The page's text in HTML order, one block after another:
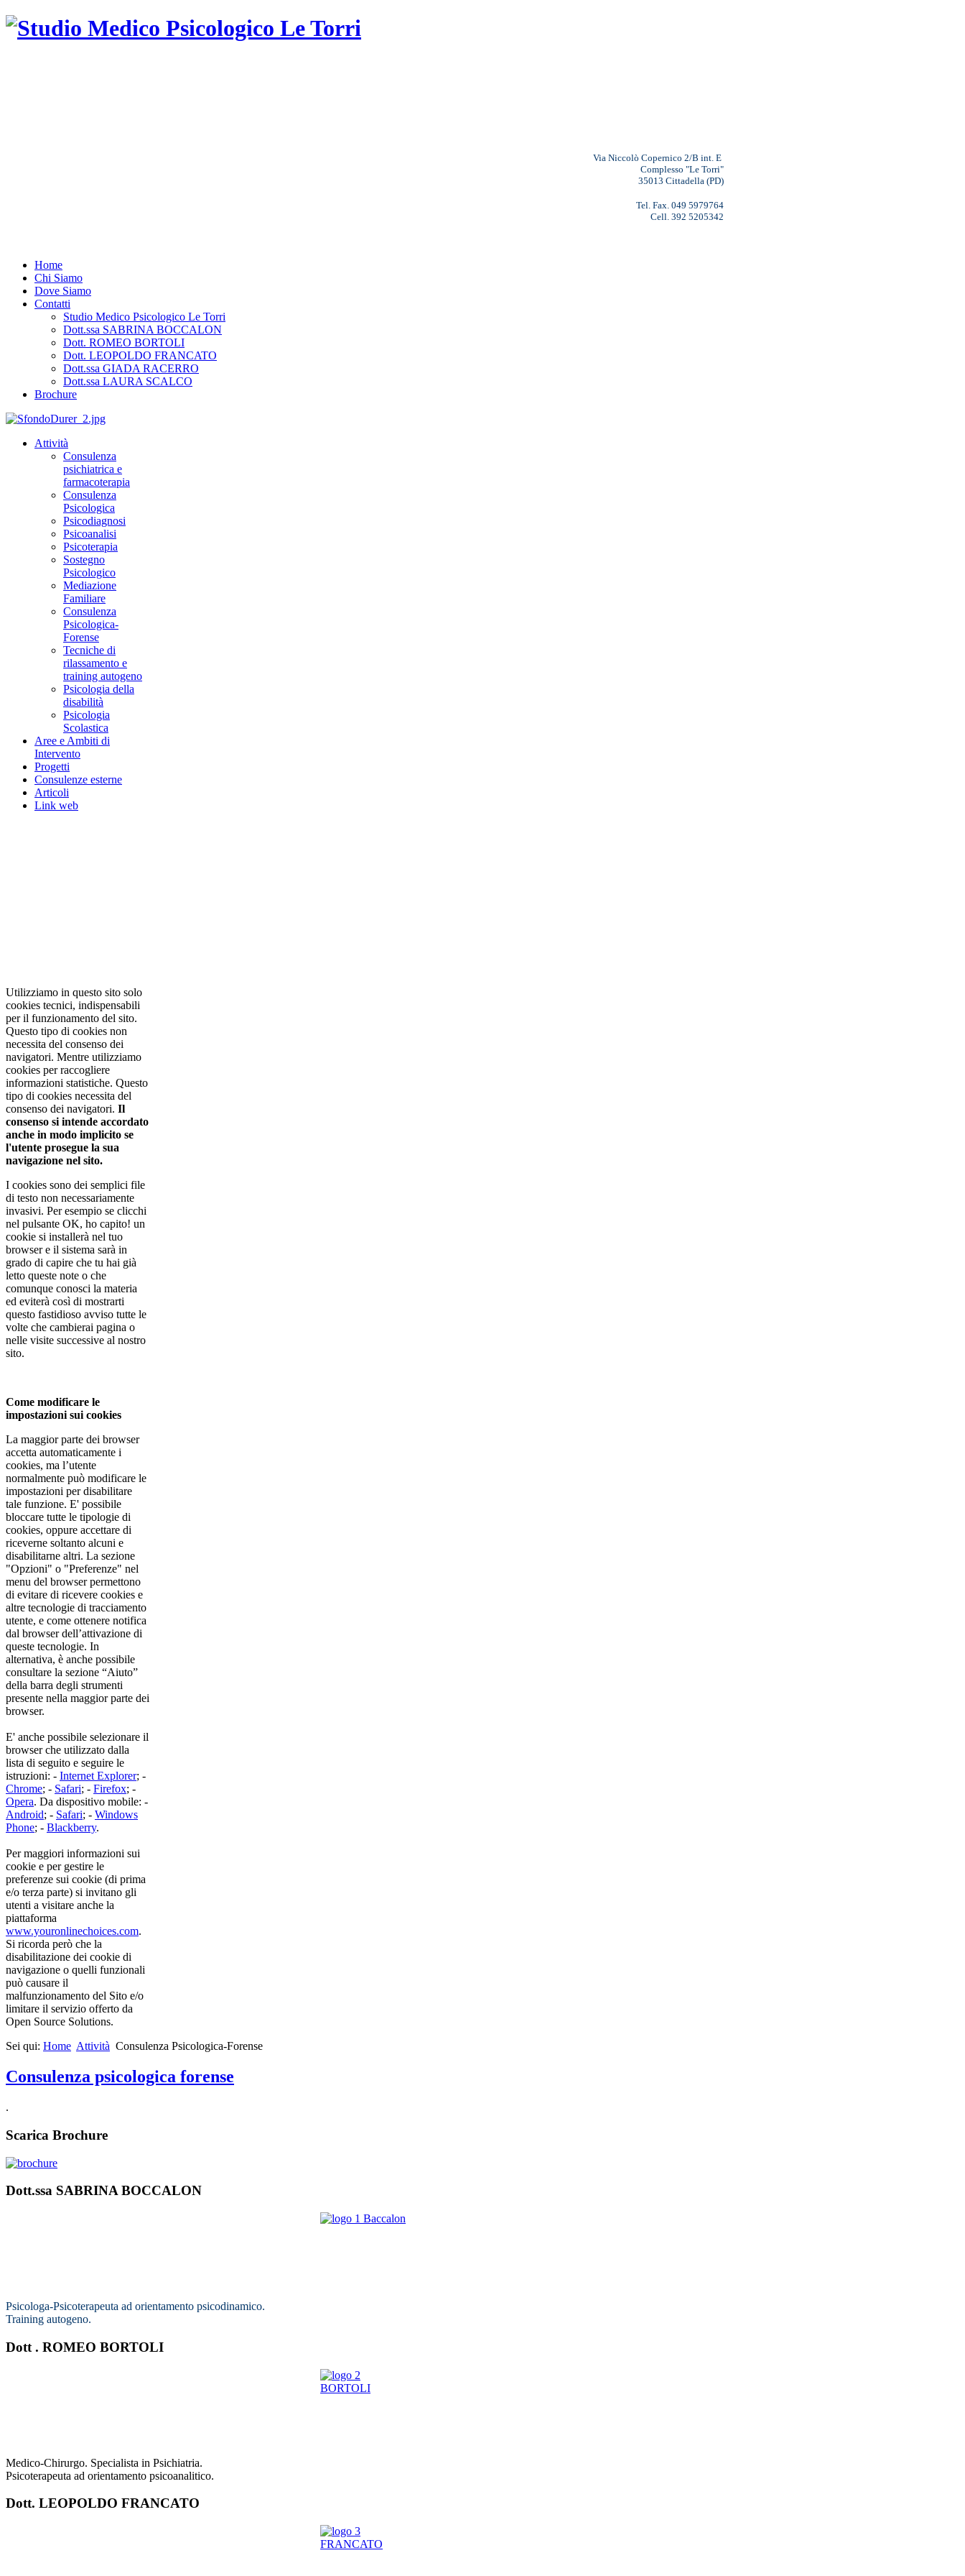
Via Niccolò Copernico 2/B int. E
Complesso "Le Torri"
35013 Cittadella (PD)
Tel. Fax. 049 5979764
Cell. 392 5205342
Home
Chi Siamo
Dove Siamo
Contatti
Studio Medico Psicologico Le Torri
Dott.ssa SABRINA BOCCALON
Dott. ROMEO BORTOLI
Dott. LEOPOLDO FRANCATO
Dott.ssa GIADA RACERRO
Dott.ssa LAURA SCALCO
Brochure
Attività
Consulenza
psichiatrica e
farmacoterapia
Consulenza
Psicologica
Psicodiagnosi
Psicoanalisi
Psicoterapia
Sostegno
Psicologico
Mediazione
Familiare
Consulenza
Psicologica-
Forense
Tecniche di
rilassamento e
training autogeno
Psicologia della
disabilità
Psicologia
Scolastica
Aree e Ambiti di
Intervento
Progetti
Consulenze esterne
Articoli
Link web
Utilizziamo in questo sito solo
cookies tecnici, indispensabili
per il funzionamento del sito.
Questo tipo di cookies non
necessita del consenso dei
navigatori. Mentre utilizziamo
cookies per raccogliere
informazioni statistiche. Questo
tipo di cookies necessita del
consenso dei navigatori. Il
consenso si intende accordato
anche in modo implicito se
l'utente prosegue la sua
navigazione nel sito.
I cookies sono dei semplici file
di testo non necessariamente
invasivi. Per esempio se clicchi
nel pulsante OK, ho capito! un
cookie si installerà nel tuo
browser e il sistema sarà in
grado di capire che tu hai già
letto queste note o che
comunque conosci la materia
ed eviterà così di mostrarti
questo fastidioso avviso tutte le
volte che cambierai pagina o
nelle visite successive al nostro
sito.
Come modificare le
impostazioni sui cookies
La maggior parte dei browser
accetta automaticamente i
cookies, ma l’utente
normalmente può modificare le
impostazioni per disabilitare
tale funzione. E' possibile
bloccare tutte le tipologie di
cookies, oppure accettare di
riceverne soltanto alcuni e
disabilitarne altri. La sezione
"Opzioni" o "Preferenze" nel
menu del browser permettono
di evitare di ricevere cookies e
altre tecnologie di tracciamento
utente, e come ottenere notifica
dal browser dell’attivazione di
queste tecnologie. In
alternativa, è anche possibile
consultare la sezione “Aiuto”
della barra degli strumenti
presente nella maggior parte dei
browser.
E' anche possibile selezionare il
browser che utilizzato dalla
lista di seguito e seguire le
istruzioni: - Internet Explorer; -
Chrome; - Safari; - Firefox; -
Opera. Da dispositivo mobile: -
Android; - Safari; - Windows
Phone; - Blackberry.
Per maggiori informazioni sui
cookie e per gestire le
preferenze sui cookie (di prima
e/o terza parte) si invitano gli
utenti a visitare anche la
piattaforma
www.youronlinechoices.com.
Si ricorda però che la
disabilitazione dei cookie di
navigazione o quelli funzionali
può causare il
malfunzionamento del Sito e/o
limitare il servizio offerto da
Open Source Solutions.
Sei qui: Home Attività Consulenza Psicologica-Forense
Consulenza psicologica forense
.
Scarica Brochure
Dott.ssa SABRINA BOCCALON
Psicologa-Psicoterapeuta ad orientamento psicodinamico.
Training autogeno.
Psicologa
psicoterapeuta
Dott . ROMEO BORTOLI
Medico-Chirurgo. Specialista in Psichiatria.
Psicoterapeuta ad orientamento psicoanalitico.
Dott. LEOPOLDO FRANCATO